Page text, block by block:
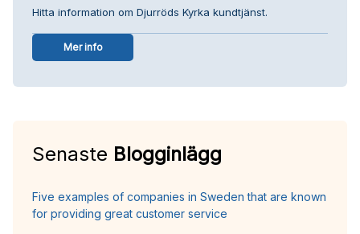
Hitta information om Djurröds Kyrka kundtjänst.
Mer info
Senaste Blogginlägg
Five examples of companies in Sweden that are known
for providing great customer service